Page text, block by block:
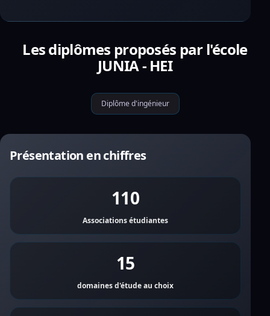
Les diplômes proposés par l'école
JUNIA - HEI
Diplôme d'ingénieur
Présentation en chiffres
110
Associations étudiantes
15
domaines d'étude au choix